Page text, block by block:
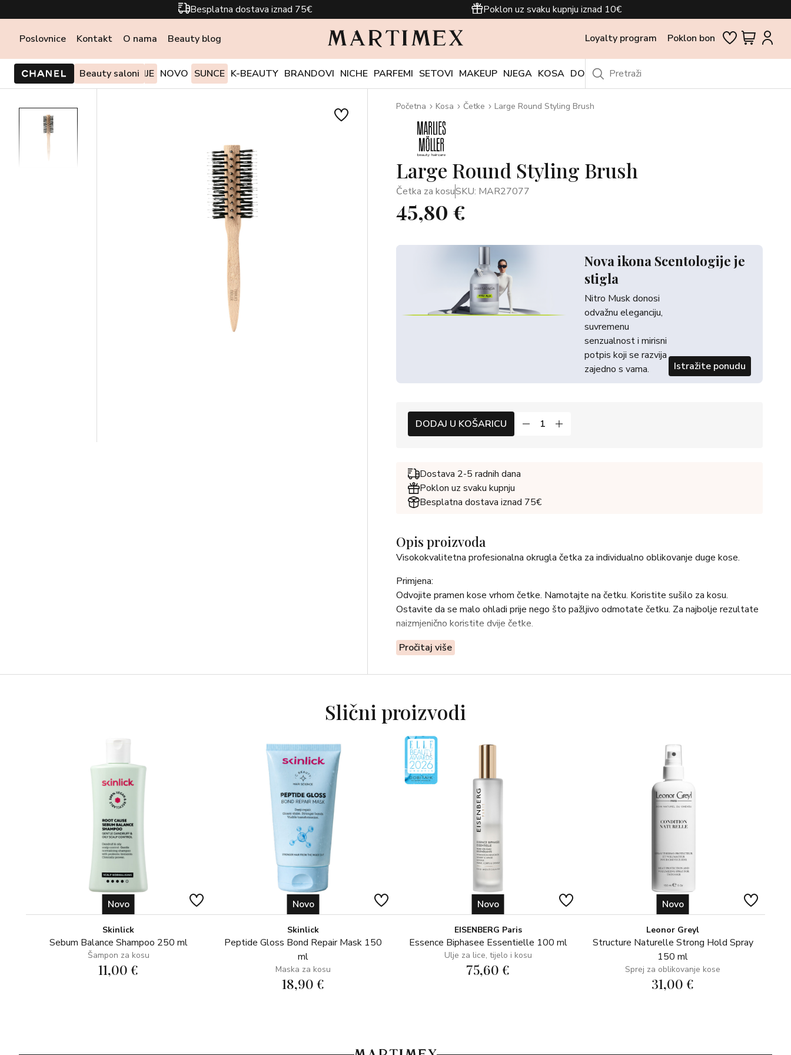
Besplatna dostava iznad 75€ Poklon uz svaku kupnju iznad 10€
Poslovnice Kontakt O nama Beauty blog Loyalty program Poklon bon
Beauty saloni
PONUDE I AKCIJE NOVO SUNCE K-BEAUTY BRANDOVI NICHE PARFEMI SETOVI MAKEUP NJEGA KOSA DODACI OUTLET
Početna Kosa Četke Large Round Styling Brush
Large Round Styling Brush
Četka za kosuSKU: MAR27077
45,80 €
Nova ikona Scentologije je
stigla
Nitro Musk donosi
odvažnu eleganciju,
suvremenu
senzualnost i mirisni
potpis koji se razvija
zajedno s vama.
Istražite ponudu
DODAJ U KOŠARICU
Dostava 2-5 radnih dana
Poklon uz svaku kupnju
Besplatna dostava iznad 75€
Opis proizvoda
Visokokvalitetna profesionalna okrugla četka za individualno oblikovanje duge kose.
Primjena:
Odvojite pramen kose vrhom četke. Namotajte na četku. Koristite sušilo za kosu.
Ostavite da se malo ohladi prije nego što pažljivo odmotate četku. Za najbolje rezultate
naizmjenično koristite dvije četke.
Pročitaj više
Slični proizvodi
Novo
Skinlick
Sebum Balance Shampoo 250 ml
Šampon za kosu
11,00 €
Novo
Skinlick
Peptide Gloss Bond Repair Mask 150
ml
Maska za kosu
18,90 €
Novo
EISENBERG Paris
Essence Biphasee Essentielle 100 ml
Ulje za lice, tijelo i kosu
75,60 €
Novo
Leonor Greyl
Structure Naturelle Strong Hold Spray
150 ml
Sprej za oblikovanje kose
31,00 €